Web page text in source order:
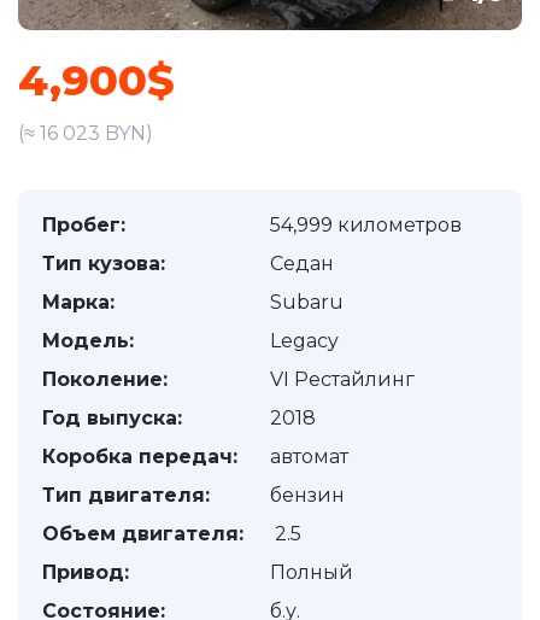
4,900$
(≈ 16 023 BYN)
Пробег:
54,999 километров
Тип кузова:
Седан
Марка:
Subaru
Модель:
Legacy
Поколение:
VI Рестайлинг
Год выпуска:
2018
Коробка передач:
автомат
Тип двигателя:
бензин
Объем двигателя:
2.5
Привод:
Полный
Состояние:
б.у.